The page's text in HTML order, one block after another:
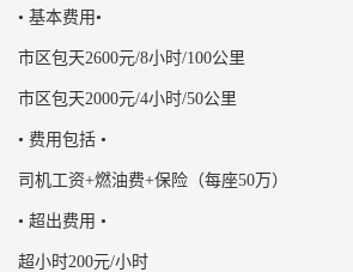
• 基本费用•
市区包天2600元/8小时/100公里
市区包天2000元/4小时/50公里
• 费用包括 •
司机工资+燃油费+保险（每座50万）
• 超出费用 •
超小时200元/小时